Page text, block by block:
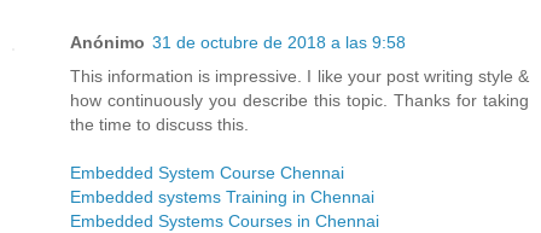
Anónimo 31 de octubre de 2018 a las 9:58
This information is impressive. I like your post writing style &
how continuously you describe this topic. Thanks for taking
the time to discuss this.
Embedded System Course Chennai
Embedded systems Training in Chennai
Embedded Systems Courses in Chennai